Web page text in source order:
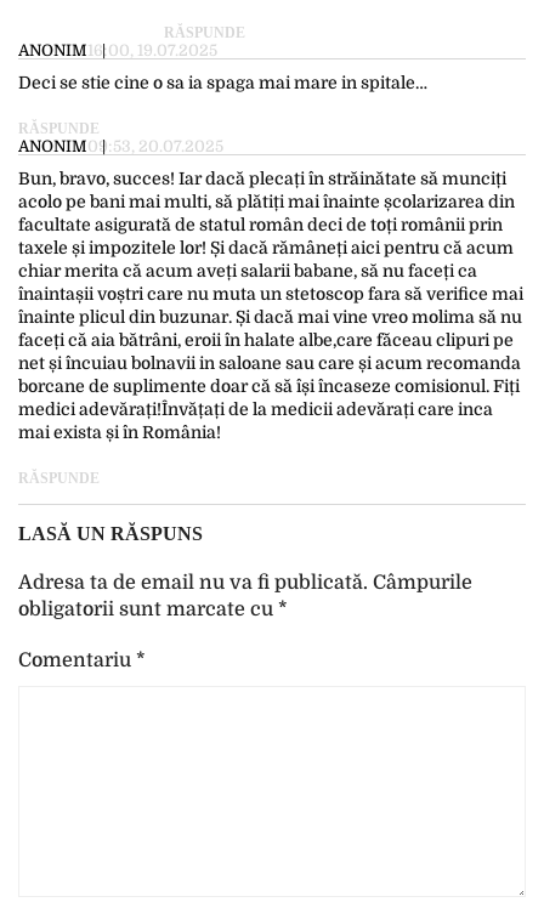
RĂSPUNDE
ANONIM16:00, 19.07.2025
Deci se stie cine o sa ia spaga mai mare in spitale…
RĂSPUNDE
ANONIM09:53, 20.07.2025
Bun, bravo, succes! Iar dacă plecați în străinătate să munciți
acolo pe bani mai multi, să plătiți mai înainte școlarizarea din
facultate asigurată de statul român deci de toți românii prin
taxele și impozitele lor! Și dacă rămâneți aici pentru că acum
chiar merita că acum aveți salarii babane, să nu faceți ca
înaintașii voștri care nu muta un stetoscop fara să verifice mai
înainte plicul din buzunar. Și dacă mai vine vreo molima să nu
faceți că aia bătrâni, eroii în halate albe,care făceau clipuri pe
net și încuiau bolnavii in saloane sau care și acum recomanda
borcane de suplimente doar că să își încaseze comisionul. Fiți
medici adevărați!Învățați de la medicii adevărați care inca
mai exista și în România!
RĂSPUNDE
LASĂ UN RĂSPUNS
Adresa ta de email nu va fi publicată. Câmpurile
obligatorii sunt marcate cu *
Comentariu *